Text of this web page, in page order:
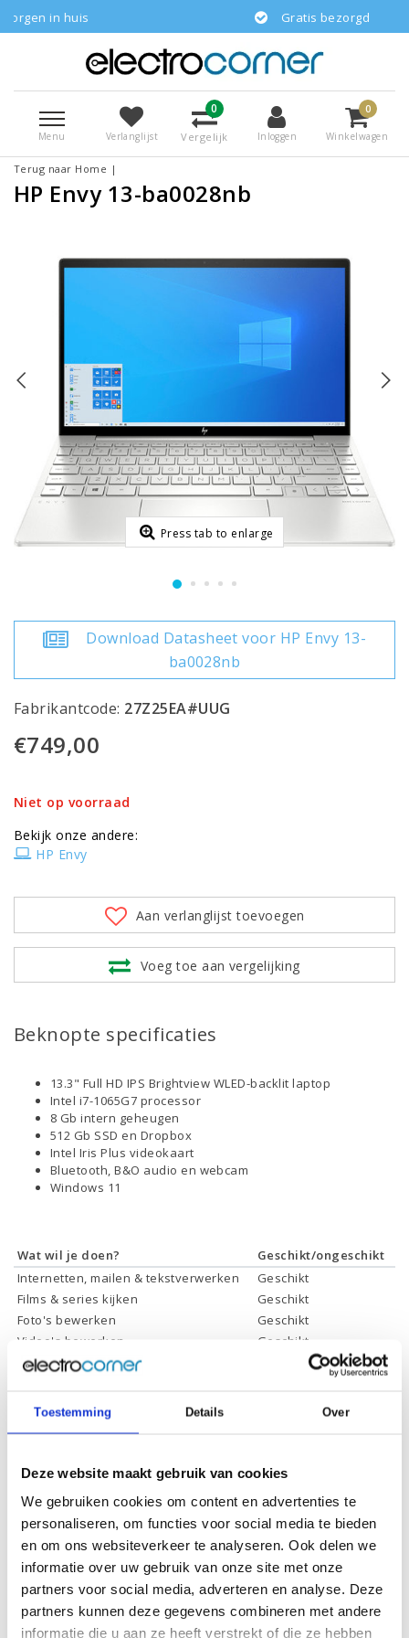
Toestemming Details Over
Deze website maakt gebruik van cookies
We gebruiken cookies om content en advertenties te
personaliseren, om functies voor social media te bieden
en om ons websiteverkeer te analyseren. Ook delen we
informatie over uw gebruik van onze site met onze
partners voor social media, adverteren en analyse. Deze
partners kunnen deze gegevens combineren met andere
informatie die u aan ze heeft verstrekt of die ze hebben
Gratis bezorgd
Menu Verlanglijst
0
Vergelijk Inloggen
0
Winkelwagen
Terug naar Home |
HP Envy 13-ba0028nb
Press tab to enlarge
Download Datasheet voor HP Envy 13-
ba0028nb
Fabrikantcode: 27Z25EA#UUG
€749,00
Niet op voorraad
Bekijk onze andere:
HP Envy
Aan verlanglijst toevoegen
Voeg toe aan vergelijking
Beknopte specificaties
13.3" Full HD IPS Brightview WLED-backlit laptop
Intel i7-1065G7 processor
8 Gb intern geheugen
512 Gb SSD en Dropbox
Intel Iris Plus videokaart
Bluetooth, B&O audio en webcam
Windows 11
Wat wil je doen?
Geschikt/ongeschikt
Internetten, mailen & tekstverwerken
Geschikt
Films & series kijken
Geschikt
Foto's bewerken
Geschikt
Video's bewerken
Geschikt
Gamen
Geschikt *
controleer dit eerst en bepaal daarop uw keuze.
Specificaties
13.3 inch (33,8 cm)
Scherm resolutie:
1920 x 1080 (Full HD)
Touchscreen:
-